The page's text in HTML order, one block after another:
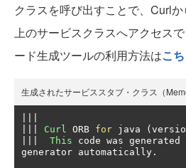
クラスを呼び出すことで、Curl
上のサービスクラスへアクセス
ード生成ツールの利用方法はこ
生成されたサービススタブ・クラス（
Curl ORB for java (
This code was generated
generator automatically .